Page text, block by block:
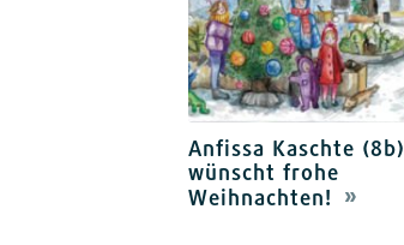
Anfissa Kaschte (8b)
wünscht frohe
Weihnachten!